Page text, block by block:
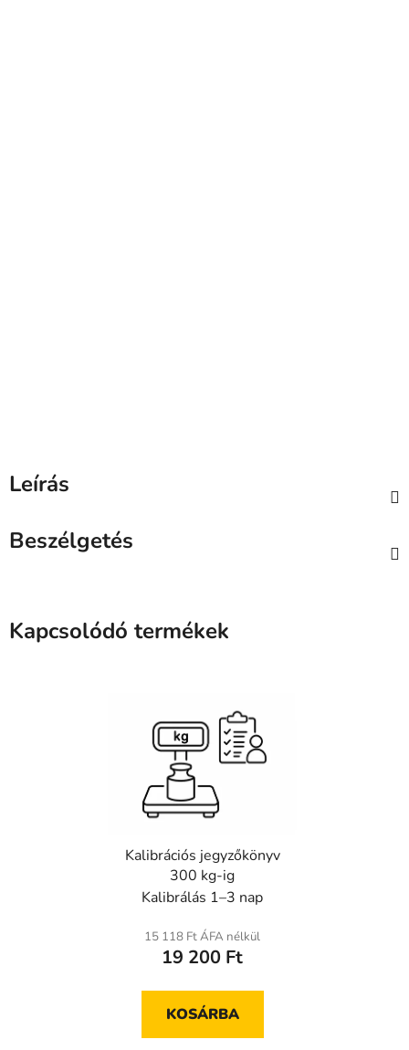
Leírás
Beszélgetés
Kapcsolódó termékek
Kalibrációs jegyzőkönyv
300 kg-ig
Kalibrálás 1–3 nap
15 118 Ft ÁFA nélkül
19 200 Ft
KOSÁRBA